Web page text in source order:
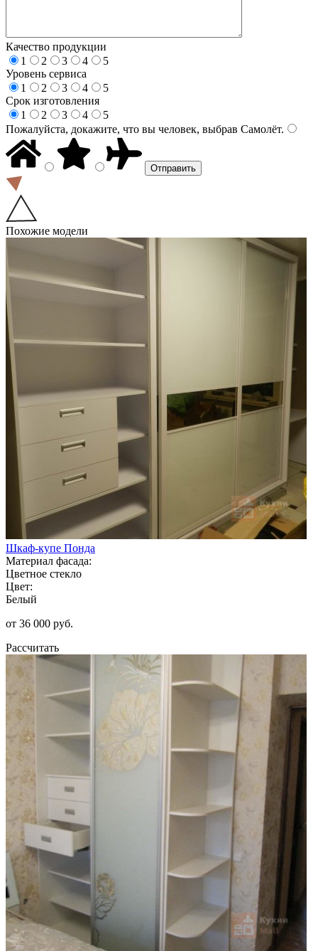
Качество продукции
1
2 3 4
5
Уровень сервиса
1
2 3 4
5
Срок изготовления
1
2 3 4
5
Пожалуйста, докажите, что вы человек, выбрав Самолёт.
Похожие модели
Шкаф-купе Понда
Материал фасада:
Цветное стекло
Цвет:
Белый
от 36 000 руб.
Рассчитать